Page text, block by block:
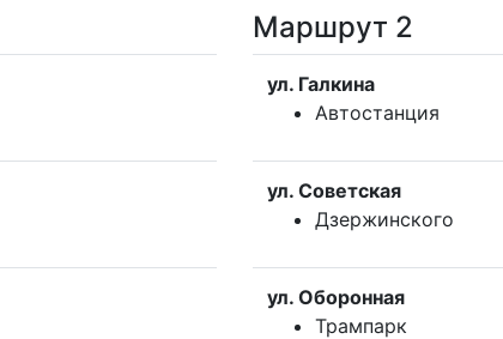
Маршрут 2
ул. Галкина
Автостанция
ул. Советская
Дзержинского
ул. Оборонная
Трампарк